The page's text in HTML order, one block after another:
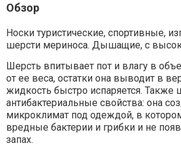
Обзор
Носки туристические, спортивные,
шерсти мериноса. Дышащие, с
Шерсть впитывает пот и влагу в
от ее веса, остатки она выводит в
жидкость быстро испаряется. Также
антибактериальные свойства: она
микроклимат под одеждой, в
вредные бактерии и грибки и не
запах.